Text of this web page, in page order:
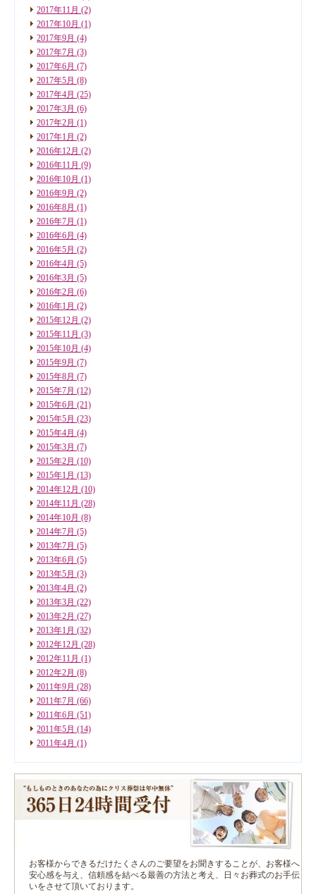
2017年11月 (2)
2017年10月 (1)
2017年9月 (4)
2017年7月 (3)
2017年6月 (7)
2017年5月 (8)
2017年4月 (25)
2017年3月 (6)
2017年2月 (1)
2017年1月 (2)
2016年12月 (2)
2016年11月 (9)
2016年10月 (1)
2016年9月 (2)
2016年8月 (1)
2016年7月 (1)
2016年6月 (4)
2016年5月 (2)
2016年4月 (5)
2016年3月 (5)
2016年2月 (6)
2016年1月 (2)
2015年12月 (2)
2015年11月 (3)
2015年10月 (4)
2015年9月 (7)
2015年8月 (7)
2015年7月 (12)
2015年6月 (21)
2015年5月 (23)
2015年4月 (4)
2015年3月 (7)
2015年2月 (10)
2015年1月 (13)
2014年12月 (10)
2014年11月 (28)
2014年10月 (8)
2014年7月 (5)
2013年7月 (5)
2013年6月 (5)
2013年5月 (3)
2013年4月 (2)
2013年3月 (22)
2013年2月 (27)
2013年1月 (32)
2012年12月 (28)
2012年11月 (1)
2012年2月 (8)
2011年9月 (28)
2011年7月 (66)
2011年6月 (51)
2011年5月 (14)
2011年4月 (1)
お客様からできるだけたくさんのご要望をお聞きすることが、お客様へ
安心感を与え、信頼感を結べる最善の方法と考え、日々お葬式のお手伝
いをさせて頂いております。